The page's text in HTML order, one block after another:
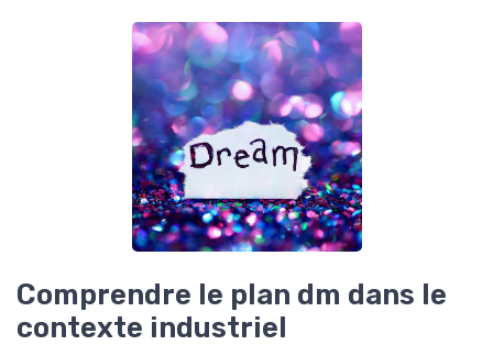
Comprendre le plan dm dans le
contexte industriel